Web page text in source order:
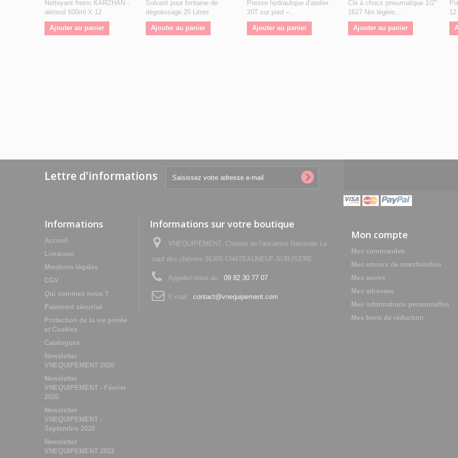
Nettoyant freins KARZHAN -
aérosol 600ml X 12
Ajouter au panier
Solvant pour fontaine de
dégraissage 20 Litres
Ajouter au panier
Presse hydraulique d’atelier
20T sur pied –...
Ajouter au panier
Clé à chocs pneumatique 1/2"
1627 Nm légère,...
Ajouter au panier
Lettre d'informations
Informations
Accueil
Livraison
Mentions légales
CGV
Qui sommes nous ?
Paiement sécurisé
Protection de la vie privée
et Cookies
Catalogues
Newsletter
VNEQUIPEMENT 2020
Newsletter
VNEQUIPEMENT - Février
2020
Newsletter
VNEQUIPEMENT -
Septembre 2020
Newsletter
VNEQUIPEMENT 2022
Informations sur votre boutique
VNEQUIPEMENT, Chemin de l'ancienne Nationale Le
saut des chèvres 26300 CHATEAUNEUF-SUR-ISERE
Appelez-nous au : 09 82 30 77 07
E-mail : contact@vnequipement.com
Mon compte
Mes commandes
Mes retours de marchandise
Mes avoirs
Mes adresses
Mes informations personnelles
Mes bons de réduction